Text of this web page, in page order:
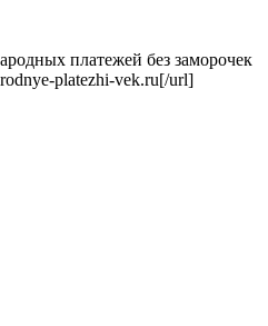
платежей без заморочек
platezhi-vek.ru[/url]